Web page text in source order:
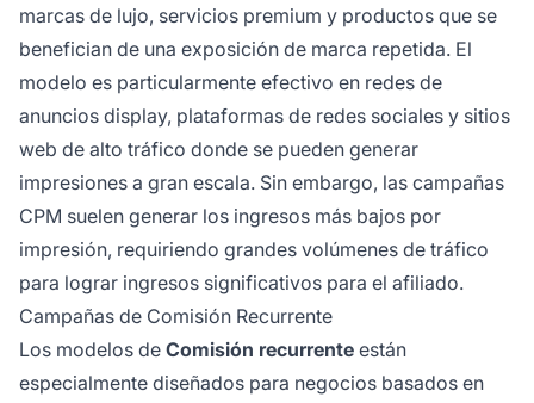
marcas de lujo, servicios premium y productos que se
benefician de una exposición de marca repetida. El
modelo es particularmente efectivo en redes de
anuncios display, plataformas de redes sociales y sitios
web de alto tráfico donde se pueden generar
impresiones a gran escala. Sin embargo, las campañas
CPM suelen generar los ingresos más bajos por
impresión, requiriendo grandes volúmenes de tráfico
para lograr ingresos significativos para el afiliado.
Campañas de Comisión Recurrente
Los modelos de Comisión recurrente están
especialmente diseñados para negocios basados en